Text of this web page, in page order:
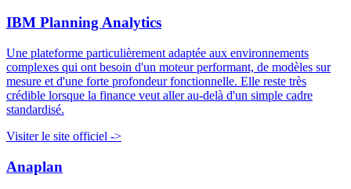
IBM Planning Analytics
Une plateforme particulièrement adaptée aux environnements
complexes qui ont besoin d'un moteur performant, de modèles sur
mesure et d'une forte profondeur fonctionnelle. Elle reste très
crédible lorsque la finance veut aller au-delà d'un simple cadre
standardisé.
Visiter le site officiel ->
Anaplan